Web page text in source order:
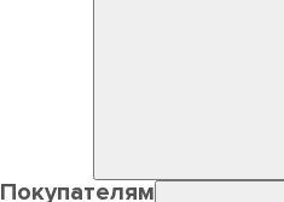
Покупателям